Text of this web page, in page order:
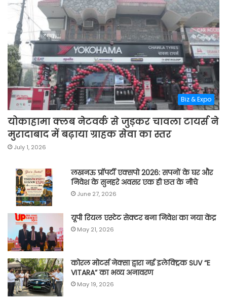
Biz & Expo
योकाहामा क्लब नेटवर्क से जुड़कर चावला टायर्स ने
मुरादाबाद में बढ़ाया ग्राहक सेवा का स्तर
July 1, 2026
लखनऊ प्रॉपर्टी एक्सपो 2026: सपनों के घर और
निवेश के सुनहरे अवसर एक ही छत के नीचे
June 27, 2026
यूपी रियल एस्टेट सेक्टर बना निवेश का नया केंद्र
May 21, 2026
कोरल मोटर्स नेक्सा द्वारा नई इलेक्ट्रिक SUV “E
VITARA” का भव्य अनावरण
May 19, 2026